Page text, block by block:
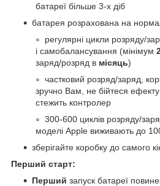
батареї більше 3-х діб
батарея розрахована на
регулярні цикли розряду/
і самобалансування (мінімум
заряд/розряд в місяць)
частковий розряд/заряд,
зручно Вам, не бійтеся
стежить контролер
300-600 циклів розряду/
моделі Apple виживають до
зберігайте коробку до самого
Перший старт:
Перший запуск батареї